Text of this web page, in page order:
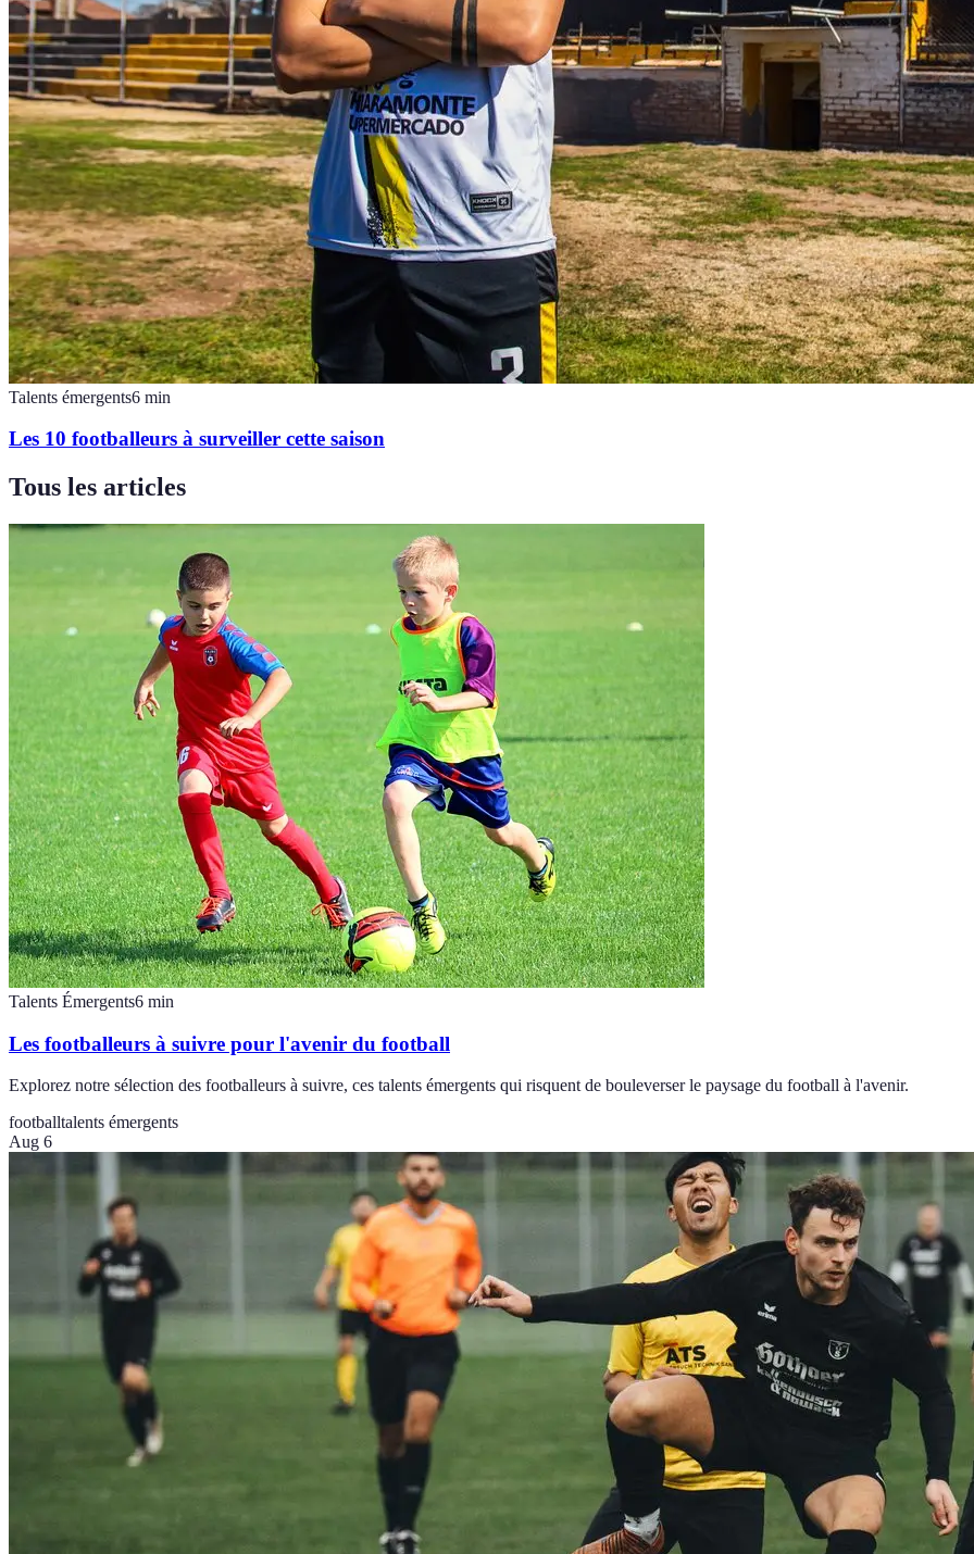
Talents émergents6 min
Les 10 footballeurs à surveiller cette saison
Tous les articles
Talents Émergents6 min
Les footballeurs à suivre pour l'avenir du football
Explorez notre sélection des footballeurs à suivre, ces talents émergents qui risquent de bouleverser le paysage du football à l'avenir.
footballtalents émergents
Aug 6